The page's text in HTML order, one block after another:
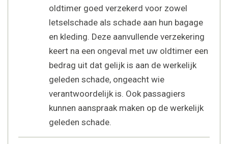
oldtimer goed verzekerd voor zowel
letselschade als schade aan hun bagage
en kleding. Deze aanvullende verzekering
keert na een ongeval met uw oldtimer een
bedrag uit dat gelijk is aan de werkelijk
geleden schade, ongeacht wie
verantwoordelijk is. Ook passagiers
kunnen aanspraak maken op de werkelijk
geleden schade.